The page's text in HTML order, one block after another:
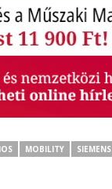
MOBILITY SIEMENS